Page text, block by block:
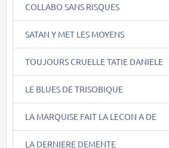
COLLABO SANS RISQUES
SATAN Y MET LES MOYENS
TOUJOURS CRUELLE TATIE DANIELE
LE BLUES DE TRISOBIQUE
LA MARQUISE FAIT LA LECON A DE
LA DERNIERE DEMENTE